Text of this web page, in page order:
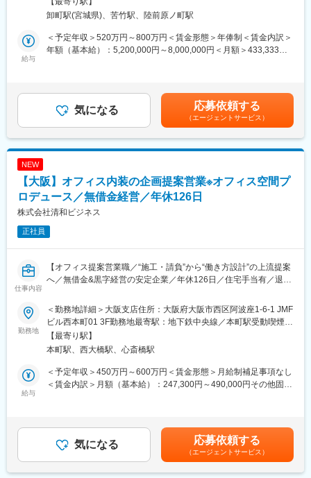
仲間を募集しています。
■当社グループについて：
アイリスオーヤマグループは家電、法人向けLED照明、日用雑貨
トは学校・官公庁（都道府県庁、市町村庁など含む）・福祉施設
（老人ホーム、公民館、病院など）が中心となります。
おいて、空間デザイン（内装工事含む）をご担当いただきます。
■業務詳細：
次世代のオフィスデザイン・設計・提案を行っていただきます。
・空間提案に際する提案資料の作成
・プラン確定後は、空間の実施設計
・お客様との打ち合わせ、ヒアリング（営業との同行）、デザイ
オフィス／教育施設／福祉施設等
■やりがい：
■アイリスチトセについて：
も多様化している世の中。当社、アイリスチトセはオフィス空間
を中心に、学校や公共施設の空間デザインを行っております。ス
ピード感をもって新しいことにチャレンジする。そんな社風の会
社です。変化し成長し続けることにやりがいをもって取り組める
■当社グループについて：
界・業種で活用されていますが、メインとなっているクライアン
トは学校・官公庁（都道府県庁、市町村庁など含む）・福祉施設
（老人ホーム、公民館、病院など）が中心となります。
卸町駅(宮城県)、苦竹駅、陸前原ノ町駅
給与
＜予定年収＞520万円～800万円＜賃金形態＞年俸制＜賃金内訳＞
年額（基本給）：5,200,000円～8,000,000円＜月額＞433,333円
プを実施しています。賃金はあくまでも目安の金額であり、選考
を通じて上下する可能性があります。月給(月額)は固定手当を含め
た表記です。
気になる 応募依頼する
（エージェントサービス）
NEW
【大阪】オフィス内装の企画提案営業※オフィス空間プ
ロデュース／無借金経営／年休126日
株式会社清和ビジネス
正社員
仕事内容
【オフィス提案営業職／“施工・請負”から“働き方設計”の上流提案
へ／無借金&黒字経営の安定企業／年休126日／住宅手当有／退職
同社は、ワークプレイスソリューションカンパニーとして、創業
以来50年以上にわたり無借金・黒字経営を継続してきた安定基盤
を有する企業です。
従来の「オフィス＝作業空間」という概念から、「オフィス＝生
産性・創造性・組織力を生む経営資源」へと社会的な価値観が変
化する中、同社では単なる内装工事・レイアウト提案にとどまら
「施工を知っている」「現場を理解している」経験を活かしなが
ら、より上流の構想・設計・提案フェーズを担う人材を新たに募
勤務地
＜勤務地詳細＞大阪支店住所：大阪府大阪市西区阿波座1-6-1 JMF
ビル西本町01 3F勤務地最寄駅：地下鉄中央線／本町駅受動喫煙対
策：屋内全面禁煙変更の範囲：会社の定める事業所
【最寄り駅】
本町駅、西大橋駅、心斎橋駅
給与
＜予定年収＞450万円～600万円＜賃金形態＞月給制補足事項なし
＜賃金内訳＞月額（基本給）：247,300円～490,000円その他固定
じて上下する可能性があります。月給(月額)は固定手当を含めた表
記です。気になる 応募依頼する
（エージェントサービス）